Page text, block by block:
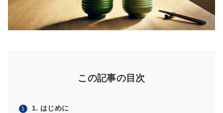
この記事の目次
1. はじめに